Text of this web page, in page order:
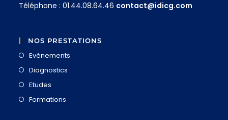
Téléphone : 01.44.08.64.46 contact@idicg.com
NOS PRESTATIONS
Evénements
Diagnostics
Etudes
Formations